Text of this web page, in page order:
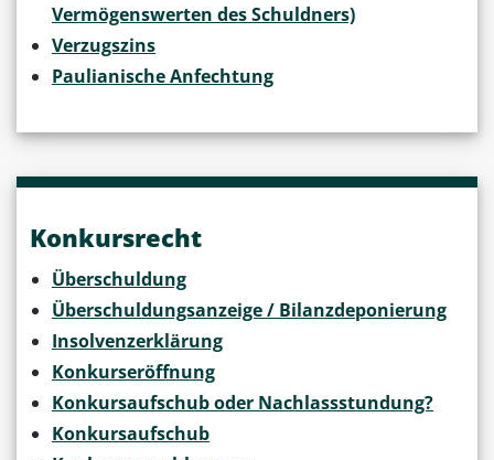
Vermögenswerten des Schuldners)
Verzugszins
Paulianische Anfechtung
Konkursrecht
Überschuldung
Überschuldungsanzeige / Bilanzdeponierung
Insolvenzerklärung
Konkurseröffnung
Konkursaufschub oder Nachlassstundung?
Konkursaufschub